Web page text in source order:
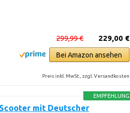
229,00 €
299,99 €
Bei Amazon ansehen
Preis inkl. MwSt., zzgl. Versandkosten
EMPFEHLUNG
mit Deutscher